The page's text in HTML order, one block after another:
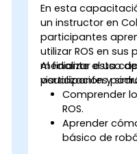
En esta
un instructor en
participantes
utilizar ROS en
mediante el uso
visualización y
Al finalizar esta
participantes
Comprender
ROS.
Aprender
básico de